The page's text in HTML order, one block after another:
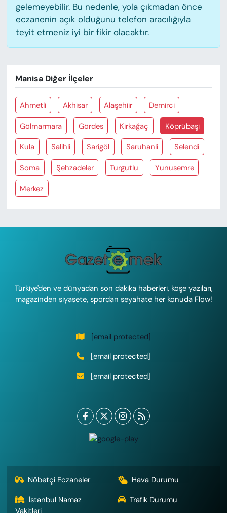
gelemeyebilir. Bu nedenle, yola çıkmadan önce
eczanenin açık olduğunu telefon aracılığıyla
teyit etmeniz iyi bir fikir olacaktır.
Manisa Diğer İlçeler
Ahmetli Akhisar Alaşehiir Demirci
Gölmarmara Gördes Kirkağaç Köprübaşi
Kula Salihli Sarigöl Saruhanli Selendi
Soma Şehzadeler Turgutlu Yunusemre
Merkez
Türkiye'den ve dünyadan son dakika haberleri, köşe yazıları,
magazinden siyasete, spordan seyahate her konuda Flow!
[email protected]
[email protected]
[email protected]
Nöbetçi Eczaneler
Hava Durumu
İstanbul Namaz
Vakitleri
Trafik Durumu
SİYASET